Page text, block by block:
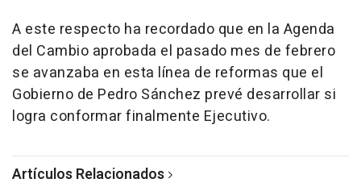
A este respecto ha recordado que en la Agenda
del Cambio aprobada el pasado mes de febrero
se avanzaba en esta línea de reformas que el
Gobierno de Pedro Sánchez prevé desarrollar si
logra conformar finalmente Ejecutivo.
Artículos Relacionados